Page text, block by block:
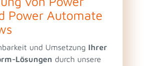
Power Automate
und Umsetzung Ihrer
Lösungen durch unsere